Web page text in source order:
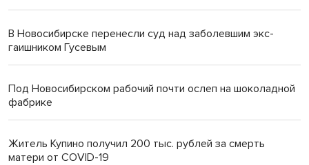
В Новосибирске перенесли суд над заболевшим экс-
гаишником Гусевым
Под Новосибирском рабочий почти ослеп на шоколадной
фабрике
Житель Купино получил 200 тыс. рублей за смерть
матери от COVID-19